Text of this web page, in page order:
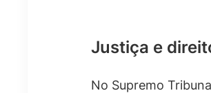
Justiça e
No Supremo